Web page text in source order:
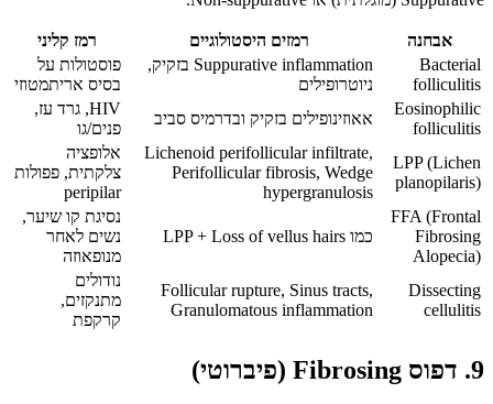
אבחנה רמזים היסטולוגיים
רמז קליני
Bacterial
folliculitis
Suppurative inflammation בזקיק,
ניוטרופילים
פוסטולות על
בסיס אריתמטוזי
Eosinophilic
folliculitis
אאוזינופילים בזקיק ובדרמיס סביב
HIV, גרד עז,
פנים/גו
LPP (Lichen
planopilaris)
Lichenoid perifollicular infiltrate,
Perifollicular fibrosis, Wedge
hypergranulosis
אלופציה
צלקתית, פפולות
peripilar
FFA (Frontal
Fibrosing
Alopecia)
כמו LPP + Loss of vellus hairs
נסיגת קו שיער,
נשים לאחר
מנופאוזה
Dissecting
cellulitis
Follicular rupture, Sinus tracts,
Granulomatous inflammation
נודולים
מתנקזים,
קרקפת
9. דפוס Fibrosing (פיברוטי)